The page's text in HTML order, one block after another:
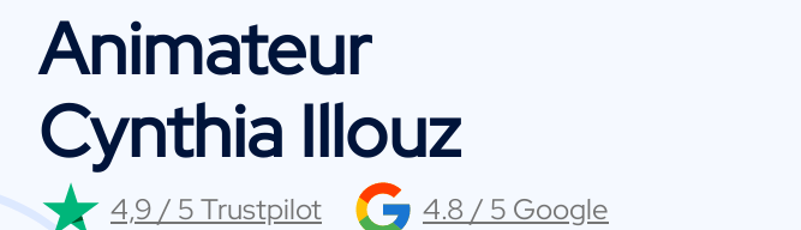
Animateur
Cynthia Illouz
4,9 / 5 Trustpilot 4.8 / 5 Google